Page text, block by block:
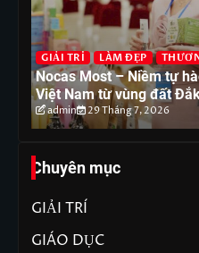
GIẢI TRÍ LÀM ĐẸP
Nocas Most – Niềm tự
Việt Nam từ vùng đất
admin 29 Tháng 7, 2026
Chuyên mục
GIẢI TRÍ
GIÁO DỤC